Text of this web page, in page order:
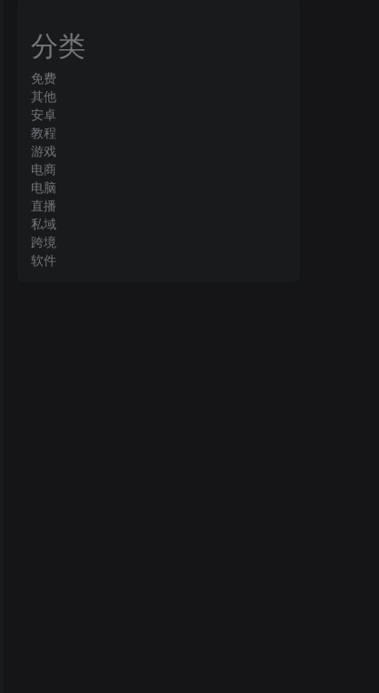
分类
免费
其他
安卓
教程
游戏
电商
电脑
直播
私域
跨境
软件